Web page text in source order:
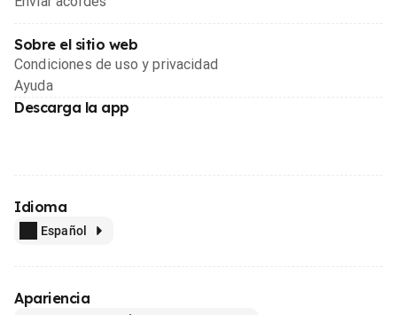
Sobre el sitio web
Condiciones de uso y privacidad
Ayuda
Descarga la app
Idioma
Español
Apariencia